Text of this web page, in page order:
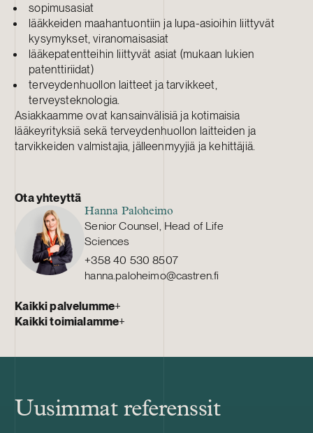
Kaikki palvelumme+
Kaikki toimialamme+
sopimusasiat
lääkkeiden maahantuontiin ja lupa-asioihin liittyvät
kysymykset, viranomaisasiat
lääkepatentteihin liittyvät asiat (mukaan lukien
patenttiriidat)
terveydenhuollon laitteet ja tarvikkeet,
terveysteknologia.
Asiakkaamme ovat kansainvälisiä ja kotimaisia
lääkeyrityksiä sekä terveydenhuollon laitteiden ja
tarvikkeiden valmistajia, jälleenmyyjiä ja kehittäjiä.
Ota yhteyttä
Hanna Paloheimo
Senior Counsel, Head of Life
Sciences
+358 40 530 8507
hanna.paloheimo@castren.fi
Uusimmat referenssit